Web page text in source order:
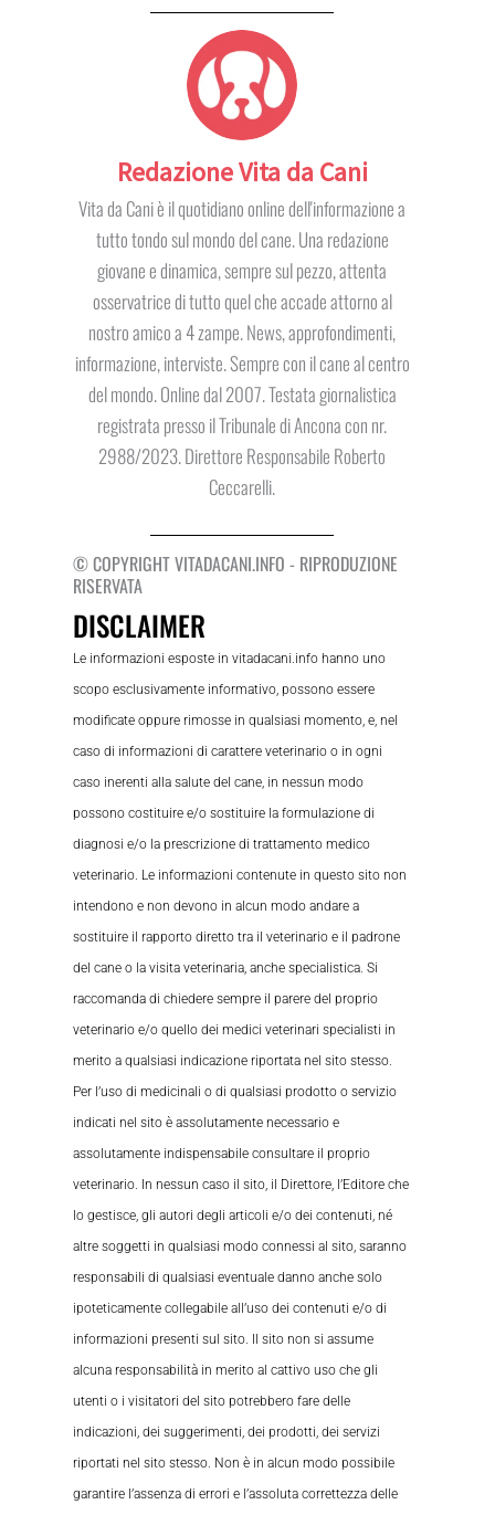
Redazione Vita da Cani
Vita da Cani è il quotidiano online dell'informazione a
tutto tondo sul mondo del cane. Una redazione
giovane e dinamica, sempre sul pezzo, attenta
osservatrice di tutto quel che accade attorno al
nostro amico a 4 zampe. News, approfondimenti,
informazione, interviste. Sempre con il cane al centro
del mondo. Online dal 2007. Testata giornalistica
registrata presso il Tribunale di Ancona con nr.
2988/2023. Direttore Responsabile Roberto
Ceccarelli.
© COPYRIGHT VITADACANI.INFO - RIPRODUZIONE
RISERVATA
DISCLAIMER
Le informazioni esposte in vitadacani.info hanno uno
scopo esclusivamente informativo, possono essere
modificate oppure rimosse in qualsiasi momento, e, nel
caso di informazioni di carattere veterinario o in ogni
caso inerenti alla salute del cane, in nessun modo
possono costituire e/o sostituire la formulazione di
diagnosi e/o la prescrizione di trattamento medico
veterinario. Le informazioni contenute in questo sito non
intendono e non devono in alcun modo andare a
sostituire il rapporto diretto tra il veterinario e il padrone
del cane o la visita veterinaria, anche specialistica. Si
raccomanda di chiedere sempre il parere del proprio
veterinario e/o quello dei medici veterinari specialisti in
merito a qualsiasi indicazione riportata nel sito stesso.
Per l’uso di medicinali o di qualsiasi prodotto o servizio
indicati nel sito è assolutamente necessario e
assolutamente indispensabile consultare il proprio
veterinario. In nessun caso il sito, il Direttore, l’Editore che
lo gestisce, gli autori degli articoli e/o dei contenuti, né
altre soggetti in qualsiasi modo connessi al sito, saranno
responsabili di qualsiasi eventuale danno anche solo
ipoteticamente collegabile all’uso dei contenuti e/o di
informazioni presenti sul sito. Il sito non si assume
alcuna responsabilità in merito al cattivo uso che gli
utenti o i visitatori del sito potrebbero fare delle
indicazioni, dei suggerimenti, dei prodotti, dei servizi
riportati nel sito stesso. Non è in alcun modo possibile
garantire l’assenza di errori e l’assoluta correttezza delle